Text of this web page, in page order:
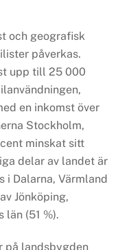
och geografisk
påverkas.
upp till 25 000
en inkomst över
Stockholm,
minskat sitt
delar av landet är
i Dalarna, Värmland
Jönköping,
län (51 %).
på landsbygden